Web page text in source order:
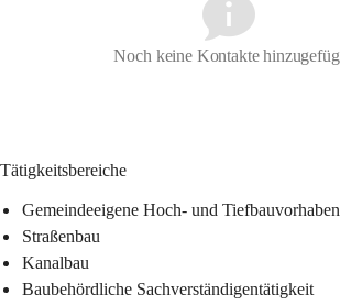
Noch keine Kontakte
Tätigkeitsbereiche
Gemeindeeigene Hoch- und Tiefbauvorhaben
Straßenbau
Kanalbau
Baubehördliche Sachverständigentätigkeit